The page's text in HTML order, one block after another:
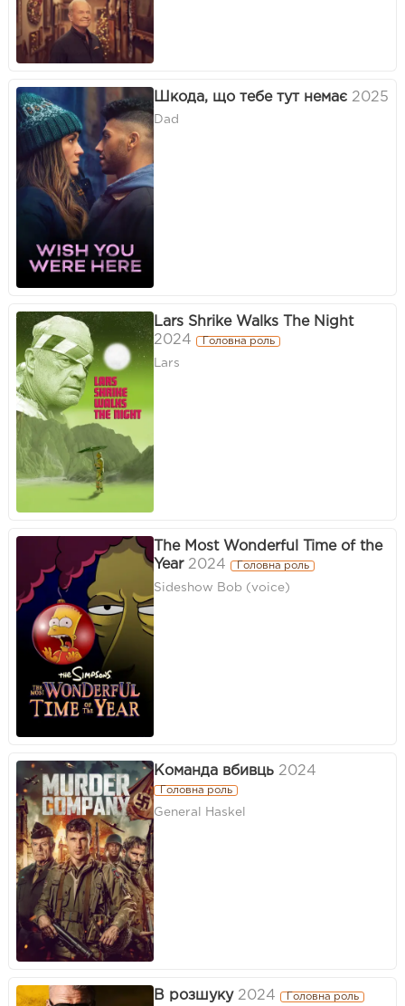
Шкода, що тебе тут немає 2025
Dad
Lars Shrike Walks The Night
2024
Головна роль
Lars
The Most Wonderful Time of the
Year 2024 Головна роль
Sideshow Bob (voice)
Команда вбивць 2024
Головна роль
General Haskel
В розшуку 2024 Головна роль